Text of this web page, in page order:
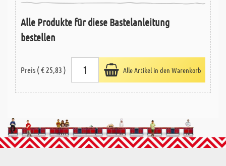
Alle Produkte für diese Bastelanleitung
bestellen
Preis ( € 25,83 ) Alle Artikel in den Warenkorb